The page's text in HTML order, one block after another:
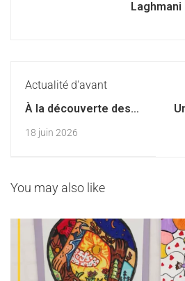
Laghmani
Actualité d'avant
À la découverte des
de sciences
18 juin 2026
You may also like